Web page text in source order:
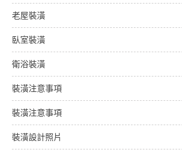
老屋裝潢
臥室裝潢
衛浴裝潢
裝潢注意事項
裝潢注意事項
裝潢設計照片